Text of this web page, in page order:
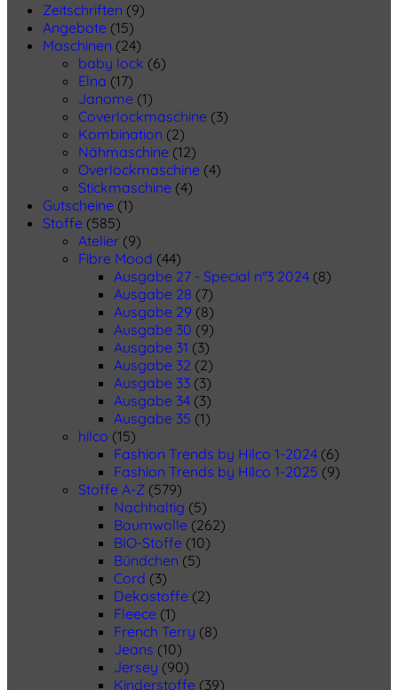
Zeitschriften (9)
Angebote (15)
Maschinen (24)
baby lock (6)
Elna (17)
Janome (1)
Coverlockmaschine (3)
Kombination (2)
Nähmaschine (12)
Overlockmaschine (4)
Stickmaschine (4)
Gutscheine (1)
Stoffe (585)
Atelier (9)
Fibre Mood (44)
Ausgabe 27 - Special n°3 2024 (8)
Ausgabe 28 (7)
Ausgabe 29 (8)
Ausgabe 30 (9)
Ausgabe 31 (3)
Ausgabe 32 (2)
Ausgabe 33 (3)
Ausgabe 34 (3)
Ausgabe 35 (1)
hilco (15)
Fashion Trends by Hilco 1-2024 (6)
Fashion Trends by Hilco 1-2025 (9)
Stoffe A-Z (579)
Nachhaltig (5)
Baumwolle (262)
BIO-Stoffe (10)
Bündchen (5)
Cord (3)
Dekostoffe (2)
Fleece (1)
French Terry (8)
Jeans (10)
Jersey (90)
Kinderstoffe (39)